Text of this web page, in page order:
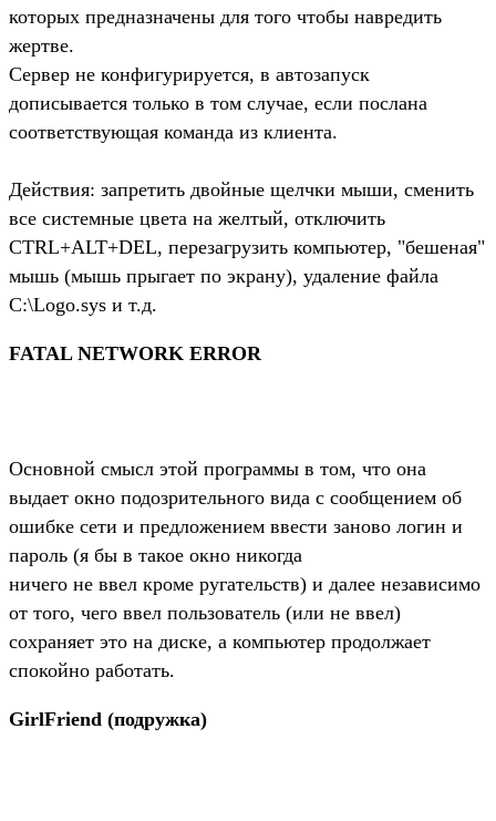
которых предназначены для того чтобы навредить
жертве.
Сервер не конфигурируется, в автозапуск
дописывается только в том случае, если послана
соответствующая команда из клиента.
Действия: запретить двойные щелчки мыши, сменить
все системные цвета на желтый, отключить
CTRL+ALT+DEL, перезагрузить компьютер, "бешеная"
мышь (мышь прыгает по экрану), удаление файла
C:\Logo.sys и т.д.
FATAL NETWORK ERROR
Основной смысл этой программы в том, что она
выдает окно подозрительного вида с сообщением об
ошибке сети и предложением ввести заново логин и
пароль (я бы в такое окно никогда
ничего не ввел кроме ругательств) и далее независимо
от того, чего ввел пользователь (или не ввел)
сохраняет это на диске, а компьютер продолжает
спокойно работать.
GirlFriend (подружка)